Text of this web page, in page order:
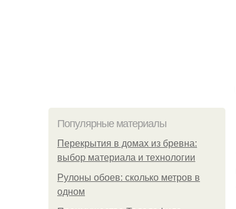
Популярные материалы
Перекрытия в домах из бревна:
выбор материала и технологии
Рулоны обоев: сколько метров в
одном